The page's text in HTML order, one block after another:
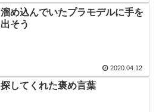
溜め込んでいたプラモデルに手を
出そう
2020.04.12
探してくれた褒め言葉